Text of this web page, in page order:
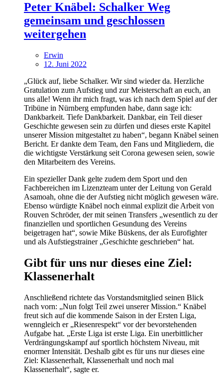
Peter Knäbel: Schalker Weg
gemeinsam und geschlossen
weitergehen
Erwin
12. Juni 2022
„Glück auf, liebe Schalker. Wir sind wieder da. Herzliche
Gratulation zum Aufstieg und zur Meisterschaft an euch, an
uns alle! Wenn ihr mich fragt, was ich nach dem Spiel auf der
Tribüne in Nürnberg empfunden habe, dann sage ich:
Dankbarkeit. Tiefe Dankbarkeit. Dankbar, ein Teil dieser
Geschichte gewesen sein zu dürfen und dieses erste Kapitel
unserer Mission mitgestaltet zu haben“, begann Knäbel seinen
Bericht. Er dankte dem Team, den Fans und Mitgliedern, die
die wichtigste Verstärkung seit Corona gewesen seien, sowie
den Mitarbeitern des Vereins.
Ein spezieller Dank gelte zudem dem Sport und den
Fachbereichen im Lizenzteam unter der Leitung von Gerald
Asamoah, ohne die der Aufstieg nicht möglich gewesen wäre.
Ebenso würdigte Knäbel noch einmal explizit die Arbeit von
Rouven Schröder, der mit seinen Transfers „wesentlich zu der
finanziellen und sportlichen Gesundung des Vereins
beigetragen hat“, sowie Mike Büskens, der als Eurofighter
und als Aufstiegstrainer „Geschichte geschrieben“ hat.
Gibt für uns nur dieses eine Ziel:
Klassenerhalt
Anschließend richtete das Vorstandsmitglied seinen Blick
nach vorn: „Nun folgt Teil zwei unserer Mission.“ Knäbel
freut sich auf die kommende Saison in der Ersten Liga,
wenngleich er „Riesenrespekt“ vor der bevorstehenden
Aufgabe hat. „Erste Liga ist erste Liga. Ein unerbittlicher
Verdrängungskampf auf sportlich höchstem Niveau, mit
enormer Intensität. Deshalb gibt es für uns nur dieses eine
Ziel: Klassenerhalt, Klassenerhalt und noch mal
Klassenerhalt“, sagte er.